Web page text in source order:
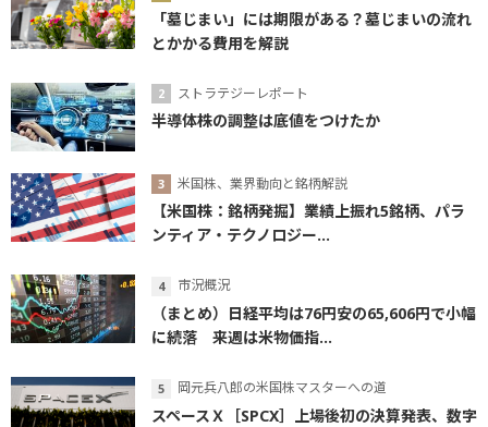
「墓じまい」には期限がある？墓じまいの流れ
とかかる費用を解説
ストラテジーレポート
半導体株の調整は底値をつけたか
米国株、業界動向と銘柄解説
【米国株：銘柄発掘】業績上振れ5銘柄、パラ
ンティア・テクノロジー...
市況概況
（まとめ）日経平均は76円安の65,606円で小幅
に続落 来週は米物価指...
岡元兵八郎の米国株マスターへの道
スペースＸ［SPCX］上場後初の決算発表、数字